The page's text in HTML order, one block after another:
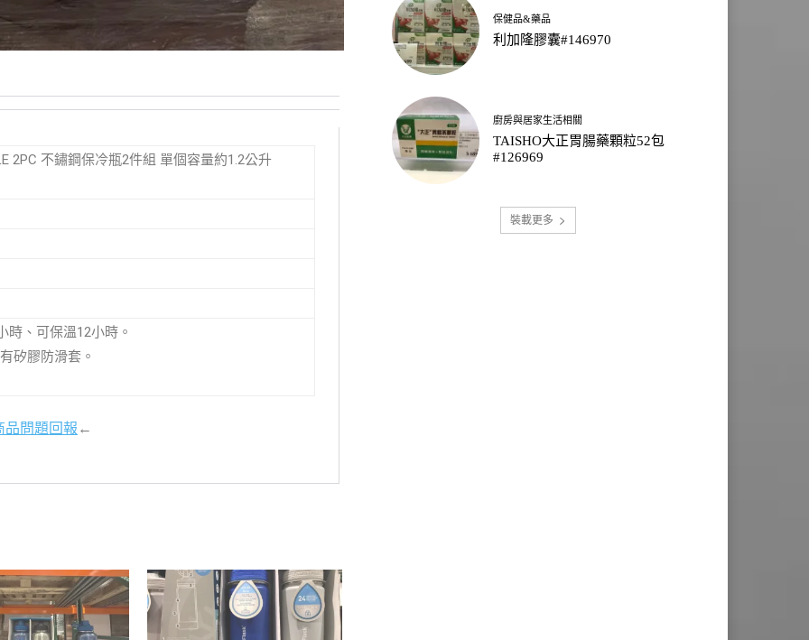
2PC 不鏽鋼保冷瓶2件組 單個容量約1.2公升
時、可保溫12小時。
矽膠防滑套。
品問題回報←
保健品&藥品
利加隆膠囊#146970
廚房與居家生活相關
TAISHO大正胃腸藥顆粒52包
#126969
裝載更多